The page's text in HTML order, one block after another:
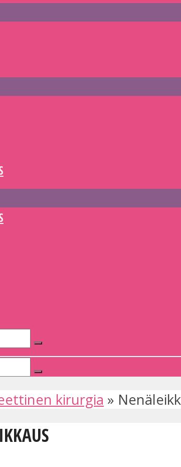
kirurgia »